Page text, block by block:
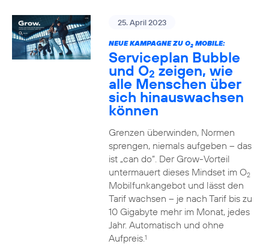
25. April 2023
NEUE KAMPAGNE ZU O2MOBILE:
Serviceplan Bubble
und O2 zeigen, wie
alle Menschen über
sich hinauswachsen
können
Grenzen überwinden, Normen
sprengen, niemals aufgeben – das
ist „can do“. Der Grow-Vorteil
untermauert dieses Mindset im O2
Mobilfunkangebot und lässt den
Tarif wachsen – je nach Tarif bis zu
10 Gigabyte mehr im Monat, jedes
Jahr. Automatisch und ohne
Aufpreis.1